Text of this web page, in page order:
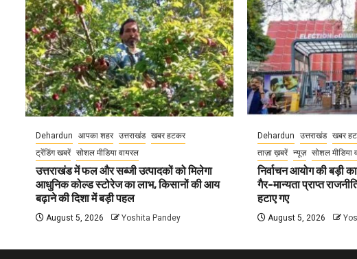
Dehardun आपका शहर उत्तराखंड खबर हटकर
ट्रेंडिंग खबरें सोशल मीडिया वायरल
उत्तराखंड में फल और सब्जी उत्पादकों को मिलेगा
आधुनिक कोल्ड स्टोरेज का लाभ, किसानों की आय
बढ़ाने की दिशा में बड़ी पहल
August 5, 2026 Yoshita Pandey
Dehardun उत्तराखंड खबर
ताज़ा ख़बरें
न्यूज़ सोशल मीडिया
निर्वाचन आयोग की बड़ी
गैर-मान्यता प्राप्त
हटाए गए
August 5, 2026